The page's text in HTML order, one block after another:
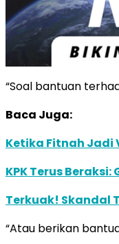
“Soal bantuan
Baca Juga:
Ketika Fitnah Jadi
KPK Terus
Terkuak! Skandal
“Atau berikan